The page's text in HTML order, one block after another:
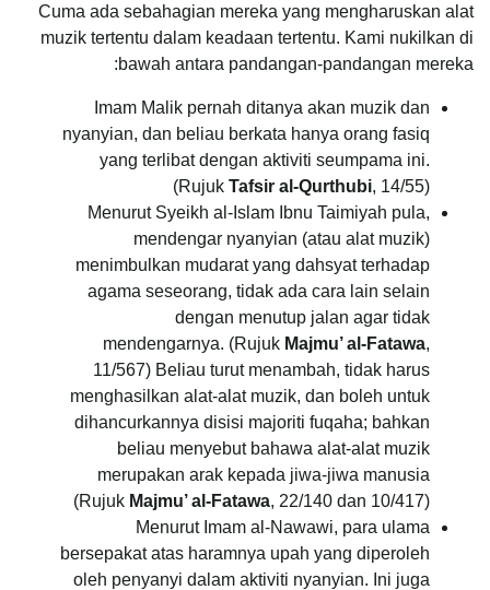
Cuma ada sebahagian mereka yang mengharuskan alat
muzik tertentu dalam keadaan tertentu. Kami nukilkan di
bawah antara pandangan-pandangan mereka:
Imam Malik pernah ditanya akan muzik dan
nyanyian, dan beliau berkata hanya orang fasiq
yang terlibat dengan aktiviti seumpama ini.
(Rujuk Tafsir al-Qurthubi, 14/55)
Menurut Syeikh al-Islam Ibnu Taimiyah pula,
mendengar nyanyian (atau alat muzik)
menimbulkan mudarat yang dahsyat terhadap
agama seseorang, tidak ada cara lain selain
dengan menutup jalan agar tidak
mendengarnya. (Rujuk Majmu’ al-Fatawa,
11/567) Beliau turut menambah, tidak harus
menghasilkan alat-alat muzik, dan boleh untuk
dihancurkannya disisi majoriti fuqaha; bahkan
beliau menyebut bahawa alat-alat muzik
merupakan arak kepada jiwa-jiwa manusia
(Rujuk Majmu’ al-Fatawa, 22/140 dan 10/417)
Menurut Imam al-Nawawi, para ulama
bersepakat atas haramnya upah yang diperoleh
oleh penyanyi dalam aktiviti nyanyian. Ini juga